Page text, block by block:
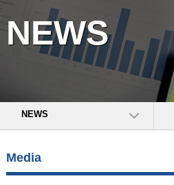
NEWS
NEWS
Media